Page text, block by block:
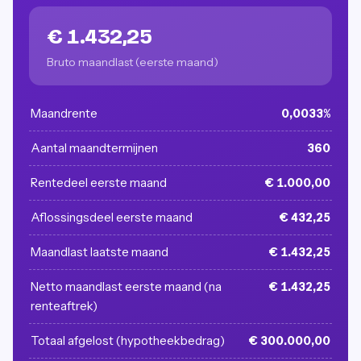
€ 1.432,25
Bruto maandlast (eerste maand)
Maandrente 0,0033%
Aantal maandtermijnen 360
Rentedeel eerste maand € 1.000,00
Aflossingsdeel eerste maand € 432,25
Maandlast laatste maand € 1.432,25
Netto maandlast eerste maand (na
renteaftrek)
€ 1.432,25
Totaal afgelost (hypotheekbedrag) € 300.000,00